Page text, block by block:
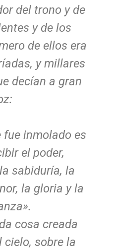
del trono y de
y de los
de ellos era
y millares
decían a gran
fue inmolado es
el poder,
sabiduría, la
la gloria y la
cosa creada
cielo, sobre la